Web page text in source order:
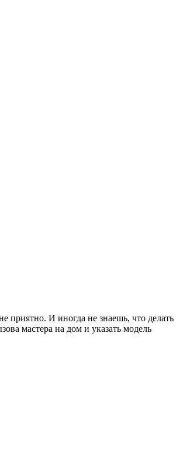
приятно. И иногда не знаешь, что делать
мастера на дом и указать модель